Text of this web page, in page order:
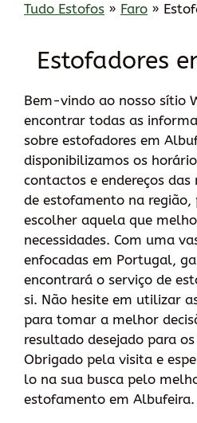
Tudo Estofos » Faro »
Estofadores
Bem-vindo ao nosso sítio
encontrar todas as
sobre estofadores em
disponibilizamos os
contactos e endereços das
de estofamento na região,
escolher aquela que
necessidades. Com uma
enfocadas em Portugal,
encontrará o serviço de
si. Não hesite em utilizar
para tomar a melhor
resultado desejado para
Obrigado pela visita e
lo na sua busca pelo
estofamento em Albufeira.